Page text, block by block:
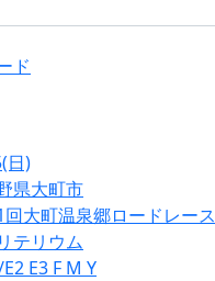
ド
(日)
県大町市
回大町温泉郷ロードレース
テリウム
E3 F M Y